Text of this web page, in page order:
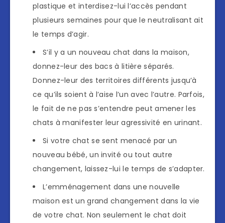
plastique et interdisez-lui l’accès pendant
plusieurs semaines pour que le neutralisant ait
le temps d’agir.
S’il y a un nouveau chat dans la maison,
donnez-leur des bacs à litière séparés.
Donnez-leur des territoires différents jusqu’à
ce qu’ils soient à l’aise l’un avec l’autre. Parfois,
le fait de ne pas s’entendre peut amener les
chats à manifester leur agressivité en urinant.
Si votre chat se sent menacé par un
nouveau bébé, un invité ou tout autre
changement, laissez-lui le temps de s’adapter.
L’emménagement dans une nouvelle
maison est un grand changement dans la vie
de votre chat. Non seulement le chat doit